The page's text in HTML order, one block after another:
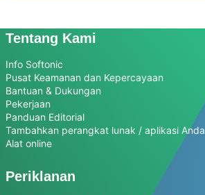
Tentang Kami
Info Softonic
Pusat Keamanan dan Kepercayaan
Bantuan & Dukungan
Pekerjaan
Panduan Editorial
Tambahkan perangkat lunak / aplikasi Anda
Alat online
Periklanan